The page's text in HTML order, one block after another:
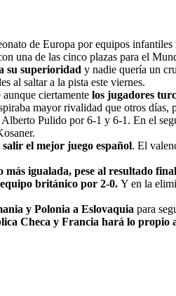
de Europa por equipos
una de las cinco plazas para el
su superioridad y nadie quería un
al saltar a la pista este viernes.
ciertamente los jugadores
mayor rivalidad que otros
Pulido por 6-1 y 6-1. En el
el mejor juego español. El
igualada, pese al resultado
británico por 2-0. Y en la
y Polonia a Eslovaquia para
Checa y Francia hará lo propio